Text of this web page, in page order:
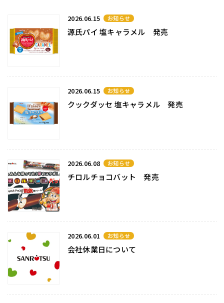
2026.06.15 お知らせ
源氏パイ 塩キャラメル 発売
2026.06.15 お知らせ
クックダッセ 塩キャラメル 発売
2026.06.08 お知らせ
チロルチョコバット 発売
2026.06.01 お知らせ
会社休業日について